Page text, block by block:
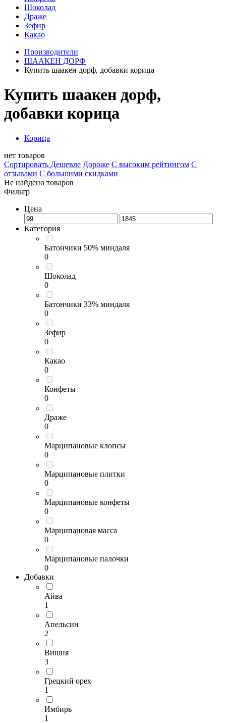
Шоколад
Драже
Зефир
Какао
Производители
ШААКЕН ДОРФ
Купить шаакен дорф, добавки корица
Купить шаакен дорф,
добавки корица
Корица
нет товаров
Сортировать Дешевле Дороже С высоким рейтингом C
отзывами С большими скидками
Не найдено товаров
Фильтр
Цена
Категория
Батончики 50% миндаля
0
Шоколад
0
Батончики 33% миндаля
0
Зефир
0
Какао
0
Конфеты
0
Драже
0
Марципановые клопсы
0
Марципановые плитки
0
Марципановые конфеты
0
Марципановая масса
0
Марципановые палочки
0
Добавки
Айва
1
Апельсин
2
Вишня
3
Грецкий орех
1
Имбирь
1